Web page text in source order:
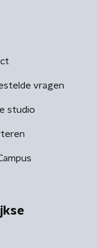
vragen
studio